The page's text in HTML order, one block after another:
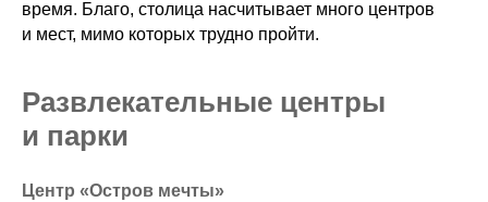
время. Благо, столица насчитывает много центров
и мест, мимо которых трудно пройти.
Развлекательные центры
и парки
Центр «Остров мечты»